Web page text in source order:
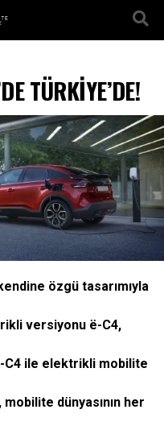
TÜRKİYE’DE!
özgü tasarımıyla
versiyonu ë-C4,
C4 ile elektrikli mobilite
dünyasının her